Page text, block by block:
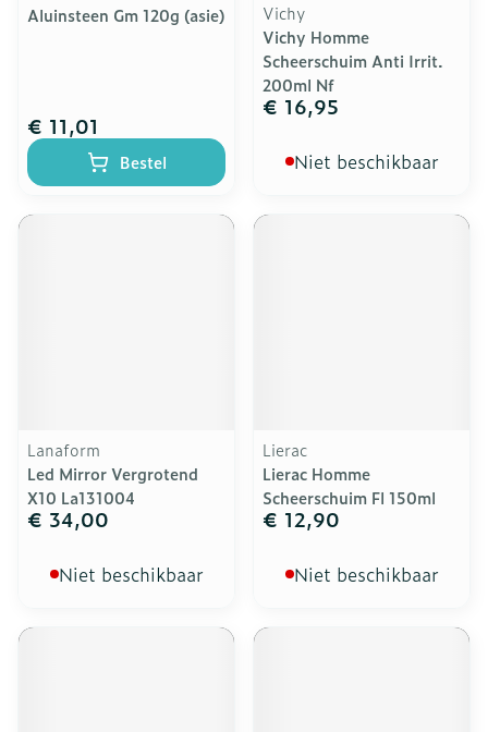
Aluinsteen Gm 120g (asie)
€ 11,01
Bestel
Vichy
Vichy Homme
Scheerschuim Anti Irrit.
200ml Nf
€ 16,95
Niet beschikbaar
Lanaform
Led Mirror Vergrotend
X10 La131004
€ 34,00
Niet beschikbaar
Lierac
Lierac Homme
Scheerschuim Fl 150ml
€ 12,90
Niet beschikbaar